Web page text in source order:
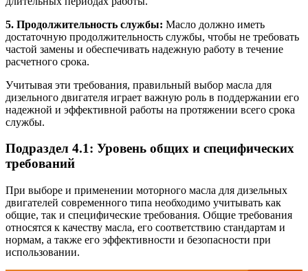
5. Продолжительность службы: Масло должно иметь
достаточную продолжительность службы, чтобы не требовать
частой замены и обеспечивать надежную работу в течение
расчетного срока.
Учитывая эти требования, правильный выбор масла для
дизельного двигателя играет важную роль в поддержании его
надежной и эффективной работы на протяжении всего срока
службы.
Подраздел 4.1: Уровень общих и специфических
требований
При выборе и применении моторного масла для дизельных
двигателей современного типа необходимо учитывать как
общие, так и специфические требования. Общие требования
относятся к качеству масла, его соответствию стандартам и
нормам, а также его эффективности и безопасности при
использовании.